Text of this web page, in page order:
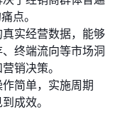
点。
实经营数据，能够
终端流向等市场洞
销决策。
简单，实施周期
成效。